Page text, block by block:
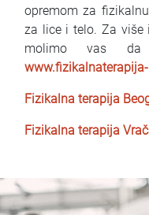
opremom za
za lice i telo. Za više
molimo vas
Fizikalna terapija
Fizikalna terapija